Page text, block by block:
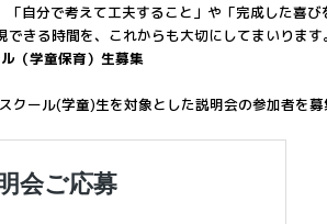
自分で考えて工夫すること」や「完成した喜び
きる時間を、これからも大切にしてまいります。
（学童保育）生募集
ール(学童)生を対象とした説明会の参加者を募